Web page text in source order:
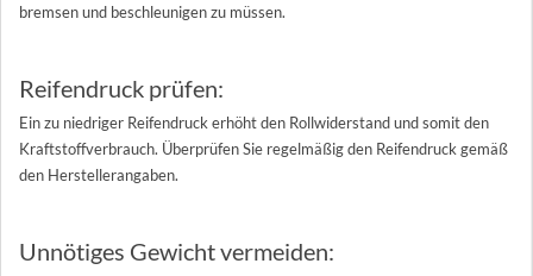
bremsen und beschleunigen zu müssen.
Reifendruck prüfen:
Ein zu niedriger Reifendruck erhöht den Rollwiderstand und somit den
Kraftstoffverbrauch. Überprüfen Sie regelmäßig den Reifendruck gemäß
den Herstellerangaben.
Unnötiges Gewicht vermeiden: